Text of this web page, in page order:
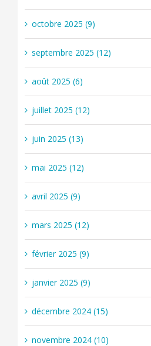
octobre 2025 (9)
septembre 2025 (12)
août 2025 (6)
juillet 2025 (12)
juin 2025 (13)
mai 2025 (12)
avril 2025 (9)
mars 2025 (12)
février 2025 (9)
janvier 2025 (9)
décembre 2024 (15)
novembre 2024 (10)